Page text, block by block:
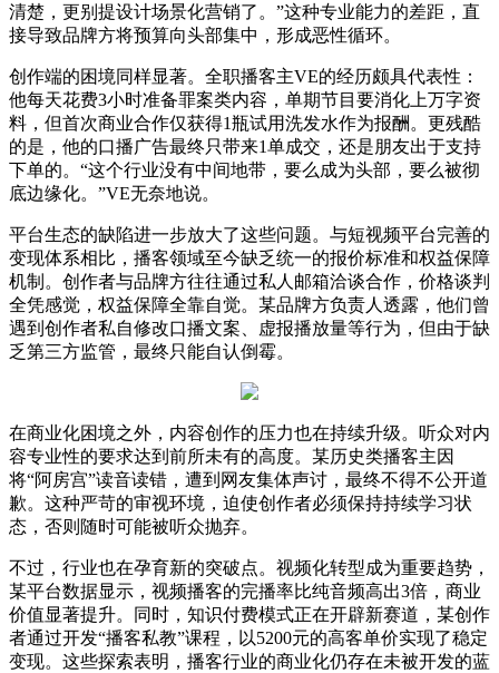
清楚，更别提设计场景化营销了。”这种专业能力的差距，直
接导致品牌方将预算向头部集中，形成恶性循环。
创作端的困境同样显著。全职播客主VE的经历颇具代表性：
他每天花费3小时准备罪案类内容，单期节目要消化上万字资
料，但首次商业合作仅获得1瓶试用洗发水作为报酬。更残酷
的是，他的口播广告最终只带来1单成交，还是朋友出于支持
下单的。“这个行业没有中间地带，要么成为头部，要么被彻
底边缘化。”VE无奈地说。
平台生态的缺陷进一步放大了这些问题。与短视频平台完善的
变现体系相比，播客领域至今缺乏统一的报价标准和权益保障
机制。创作者与品牌方往往通过私人邮箱洽谈合作，价格谈判
全凭感觉，权益保障全靠自觉。某品牌方负责人透露，他们曾
遇到创作者私自修改口播文案、虚报播放量等行为，但由于缺
乏第三方监管，最终只能自认倒霉。
在商业化困境之外，内容创作的压力也在持续升级。听众对内
容专业性的要求达到前所未有的高度。某历史类播客主因
将“阿房宫”读音读错，遭到网友集体声讨，最终不得不公开道
歉。这种严苛的审视环境，迫使创作者必须保持持续学习状
态，否则随时可能被听众抛弃。
不过，行业也在孕育新的突破点。视频化转型成为重要趋势，
某平台数据显示，视频播客的完播率比纯音频高出3倍，商业
价值显著提升。同时，知识付费模式正在开辟新赛道，某创作
者通过开发“播客私教”课程，以5200元的高客单价实现了稳定
变现。这些探索表明，播客行业的商业化仍存在未被开发的蓝